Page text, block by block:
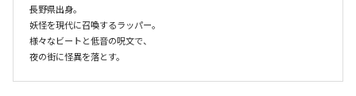
長野県出身。
妖怪を現代に召喚するラッパー。
様々なビートと低音の呪文で、
夜の街に怪異を落とす。